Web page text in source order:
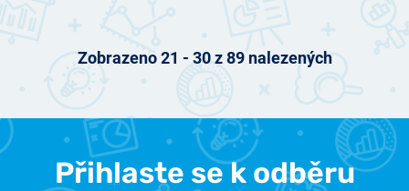
Zobrazeno21 - 30z89nalezených
Přihlaste se k odběru